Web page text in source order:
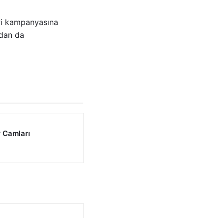
kampanyasına
da